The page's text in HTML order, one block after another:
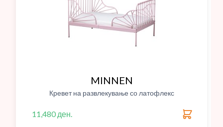
MINNEN
Кревет на развлекување со латофлекс
11,480 ден.